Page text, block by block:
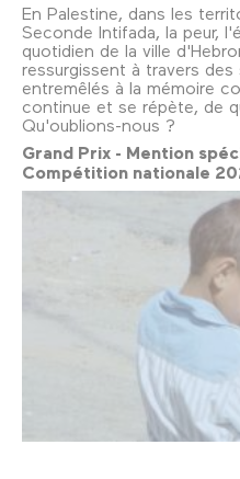
En Palestine, dans les
Seconde Intifada, la peur,
quotidien de la ville
ressurgissent à travers des
entremêlés à la mémoire
continue et se répète, de
Qu'oublions-nous ?
Grand Prix - Mention
Compétition nationale